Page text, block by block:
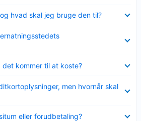
hvad skal jeg bruge den til?
kommer til at koste?
men hvornår skal
eller forudbetaling?